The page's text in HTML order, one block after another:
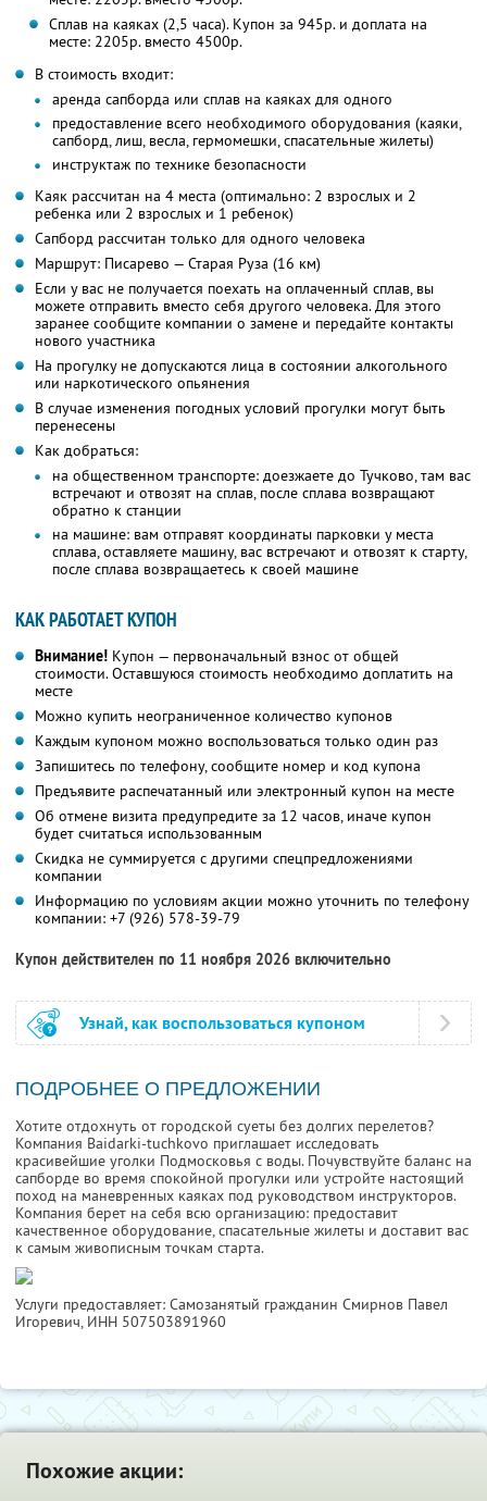
Сплав на каяках (2,5 часа). Купон за 945р. и доплата на
месте: 2205р. вместо 4500р.
В стоимость входит:
аренда сапборда или сплав на каяках для одного
предоставление всего необходимого оборудования (каяки,
сапборд, лиш, весла, гермомешки, спасательные жилеты)
инструктаж по технике безопасности
Каяк рассчитан на 4 места (оптимально: 2 взрослых и 2
ребенка или 2 взрослых и 1 ребенок)
Сапборд рассчитан только для одного человека
Маршрут: Писарево — Старая Руза (16 км)
Если у вас не получается поехать на оплаченный сплав, вы
можете отправить вместо себя другого человека. Для этого
заранее сообщите компании о замене и передайте контакты
нового участника
На прогулку не допускаются лица в состоянии алкогольного
или наркотического опьянения
В случае изменения погодных условий прогулки могут быть
перенесены
Как добраться:
на общественном транспорте: доезжаете до Тучково, там вас
встречают и отвозят на сплав, после сплава возвращают
обратно к станции
на машине: вам отправят координаты парковки у места
сплава, оставляете машину, вас встречают и отвозят к старту,
после сплава возвращаетесь к своей машине
КАК РАБОТАЕТ КУПОН
Внимание! Купон — первоначальный взнос от общей
стоимости. Оставшуюся стоимость необходимо доплатить на
месте
Можно купить неограниченное количество купонов
Каждым купоном можно воспользоваться только один раз
Запишитесь по телефону, сообщите номер и код купона
Предъявите распечатанный или электронный купон на месте
Об отмене визита предупредите за 12 часов, иначе купон
будет считаться использованным
Скидка не суммируется с другими спецпредложениями
компании
Информацию по условиям акции можно уточнить по телефону
компании: +7 (926) 578-39-79
Купон действителен по 11 ноября 2026 включительно
Узнай, как воспользоваться купоном
ПОДРОБНЕЕ О ПРЕДЛОЖЕНИИ
Хотите отдохнуть от городской суеты без долгих перелетов?
Компания Baidarki-tuchkovo приглашает исследовать
красивейшие уголки Подмосковья с воды. Почувствуйте баланс на
сапборде во время спокойной прогулки или устройте настоящий
поход на маневренных каяках под руководством инструкторов.
Компания берет на себя всю организацию: предоставит
качественное оборудование, спасательные жилеты и доставит вас
к самым живописным точкам старта.
Услуги предоставляет: Самозанятый гражданин Смирнов Павел
Игоревич, ИНН 507503891960
Похожие акции: